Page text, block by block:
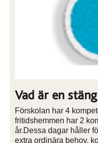
Vad är en
Förskolan har 4
fritidshemmen har 2
år.Dessa dagar håller
extra ordinära behov,